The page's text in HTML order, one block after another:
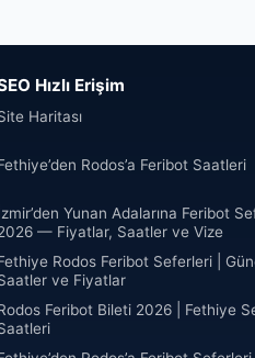
Hızlı Erişim
Haritası
Rodos’a Feribot Saatleri
Yunan Adalarına Feribot
— Fiyatlar, Saatler ve Vize
Rodos Feribot Seferleri |
ve Fiyatlar
Feribot Bileti 2026 | Fethiye